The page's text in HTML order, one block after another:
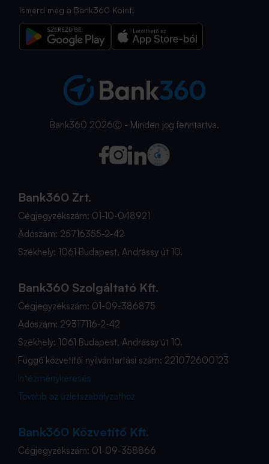
Ismerd meg a Bank360 Koint!
Bank360 2026Ⓒ - Minden jog fenntartva.
Bank360 Zrt.
Cégjegyzékszám: 01-10-048921
Adószám: 25716355-2-42
Székhely: 1061 Budapest, Andrássy út 10.
Bank360 Szolgáltató Kft.
Cégjegyzékszám: 01-09-386875
Adószám: 29317116-2-42
Székhely: 1061 Budapest, Andrássy út 10.
Függő közvetítői nyilvántartási szám: 221072600123
Intézménykeresés
Tovább az üzletszabályzathoz
Bank360 Közvetítő Kft.
Cégjegyzékszám: 01-09-358866